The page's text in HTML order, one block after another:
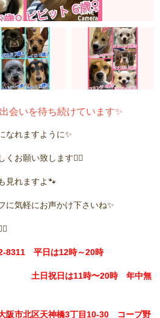
会いを待ち続けています✨
なれますように✨
くお願い致します🙇‍♂️
見れますよ🐾
に気軽にお声かけ下さいね✨
8311 平日は12時～20時
時〜20時 年中無
阪市北区天神橋3丁目10-30 コープ野